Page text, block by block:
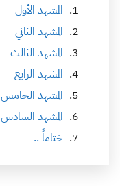
المشهد الأول
المشهد الثاني
المشهد الثالث
المشهد الرابع
المشهد الخامس
المشهد السادس
ختاماً ..